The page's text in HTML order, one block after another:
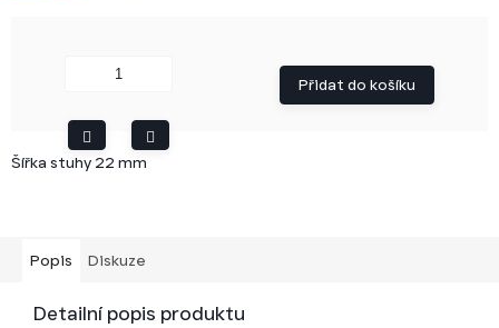
Přidat do košíku
Šířka stuhy 22 mm
Popis Diskuze
Detailní popis produktu